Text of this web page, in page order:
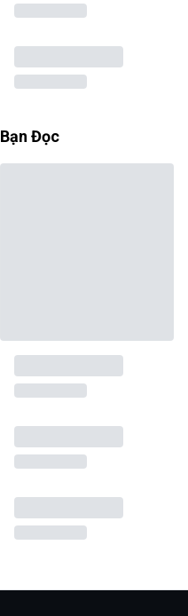
Bạn Đọc